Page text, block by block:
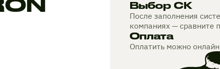
Выбор СК
После заполнения
компаниях — сравните
Оплата
Оплатить можно